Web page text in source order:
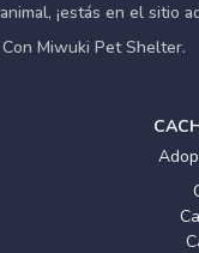
¡estás en el sitio
Miwuki Pet Shelter.